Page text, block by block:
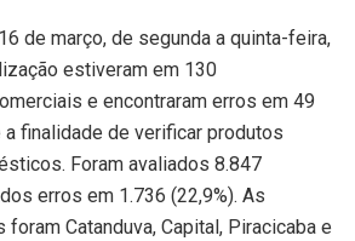
de março, de segunda a quinta-feira,
estiveram em 130
e encontraram erros em 49
a finalidade de verificar produtos
Foram avaliados 8.847
erros em 1.736 (22,9%). As
Catanduva, Capital, Piracicaba e